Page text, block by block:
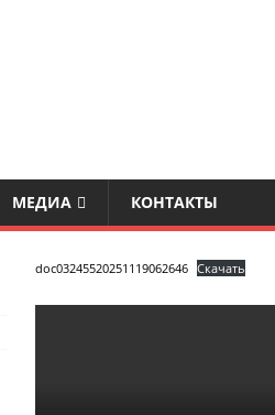
МЕДИА КОНТАКТЫ
doc03245520251119062646 Скачать